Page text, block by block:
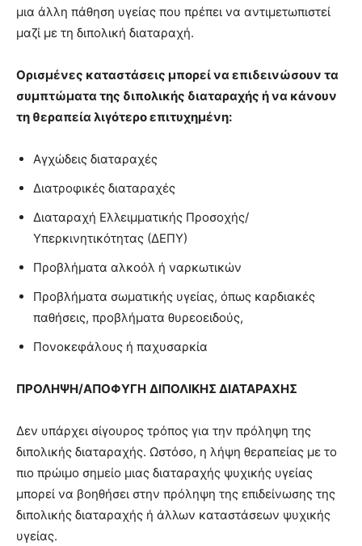
μια άλλη πάθηση υγείας που πρέπει να αντιμετωπιστεί
μαζί με τη διπολική διαταραχή.
Ορισμένες καταστάσεις μπορεί να επιδεινώσουν τα
συμπτώματα της διπολικής διαταραχής ή να κάνουν
τη θεραπεία λιγότερο επιτυχημένη:
Αγχώδεις διαταραχές
Διατροφικές διαταραχές
Διαταραχή Ελλειμματικής Προσοχής/
Υπερκινητικότητας (ΔΕΠΥ)
Προβλήματα αλκοόλ ή ναρκωτικών
Προβλήματα σωματικής υγείας, όπως καρδιακές
παθήσεις, προβλήματα θυρεοειδούς,
Πονοκεφάλους ή παχυσαρκία
ΠΡΟΛΗΨΗ/ΑΠΟΦΥΓΗ ΔΙΠΟΛΙΚΗΣ ΔΙΑΤΑΡΑΧΗΣ
Δεν υπάρχει σίγουρος τρόπος για την πρόληψη της
διπολικής διαταραχής. Ωστόσο, η λήψη θεραπείας με το
πιο πρώιμο σημείο μιας διαταραχής ψυχικής υγείας
μπορεί να βοηθήσει στην πρόληψη της επιδείνωσης της
διπολικής διαταραχής ή άλλων καταστάσεων ψυχικής
υγείας.